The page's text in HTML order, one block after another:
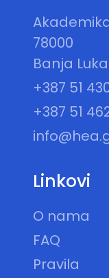
78000
Banja Luka
+387 51
+387 51
Linkovi
O nama
FAQ
Pravila